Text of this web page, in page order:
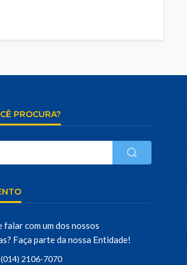
PROCURA?
falar com um dos nossos
Faça parte da nossa Entidade!
(014) 2106-7070